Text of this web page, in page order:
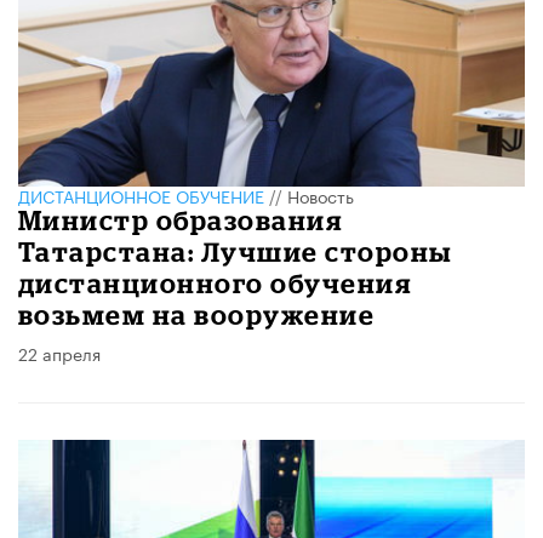
ДИСТАНЦИОННОЕ ОБУЧЕНИЕ//Новость
Министр образования
Татарстана: Лучшие стороны
дистанционного обучения
возьмем на вооружение
22 апреля